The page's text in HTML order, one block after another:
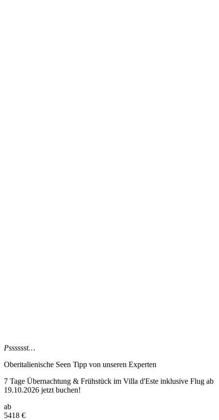
Psssssst…
Oberitalienische Seen Tipp von unseren Experten
7 Tage Übernachtung & Frühstück im Villa d'Este inklusive Flug ab
19.10.2026 jetzt buchen!
ab
5418 €